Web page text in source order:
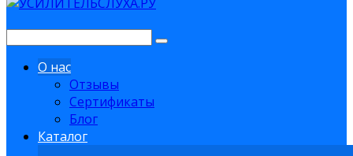
О нас
Отзывы
Сертификаты
Блог
Каталог